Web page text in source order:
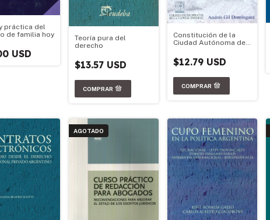
práctica del
de familia hoy
USD
Teoría pura del
derecho
$13.57 USD
Constitución de la
Ciudad Autónoma de
$12.79 USD
AGOTADO